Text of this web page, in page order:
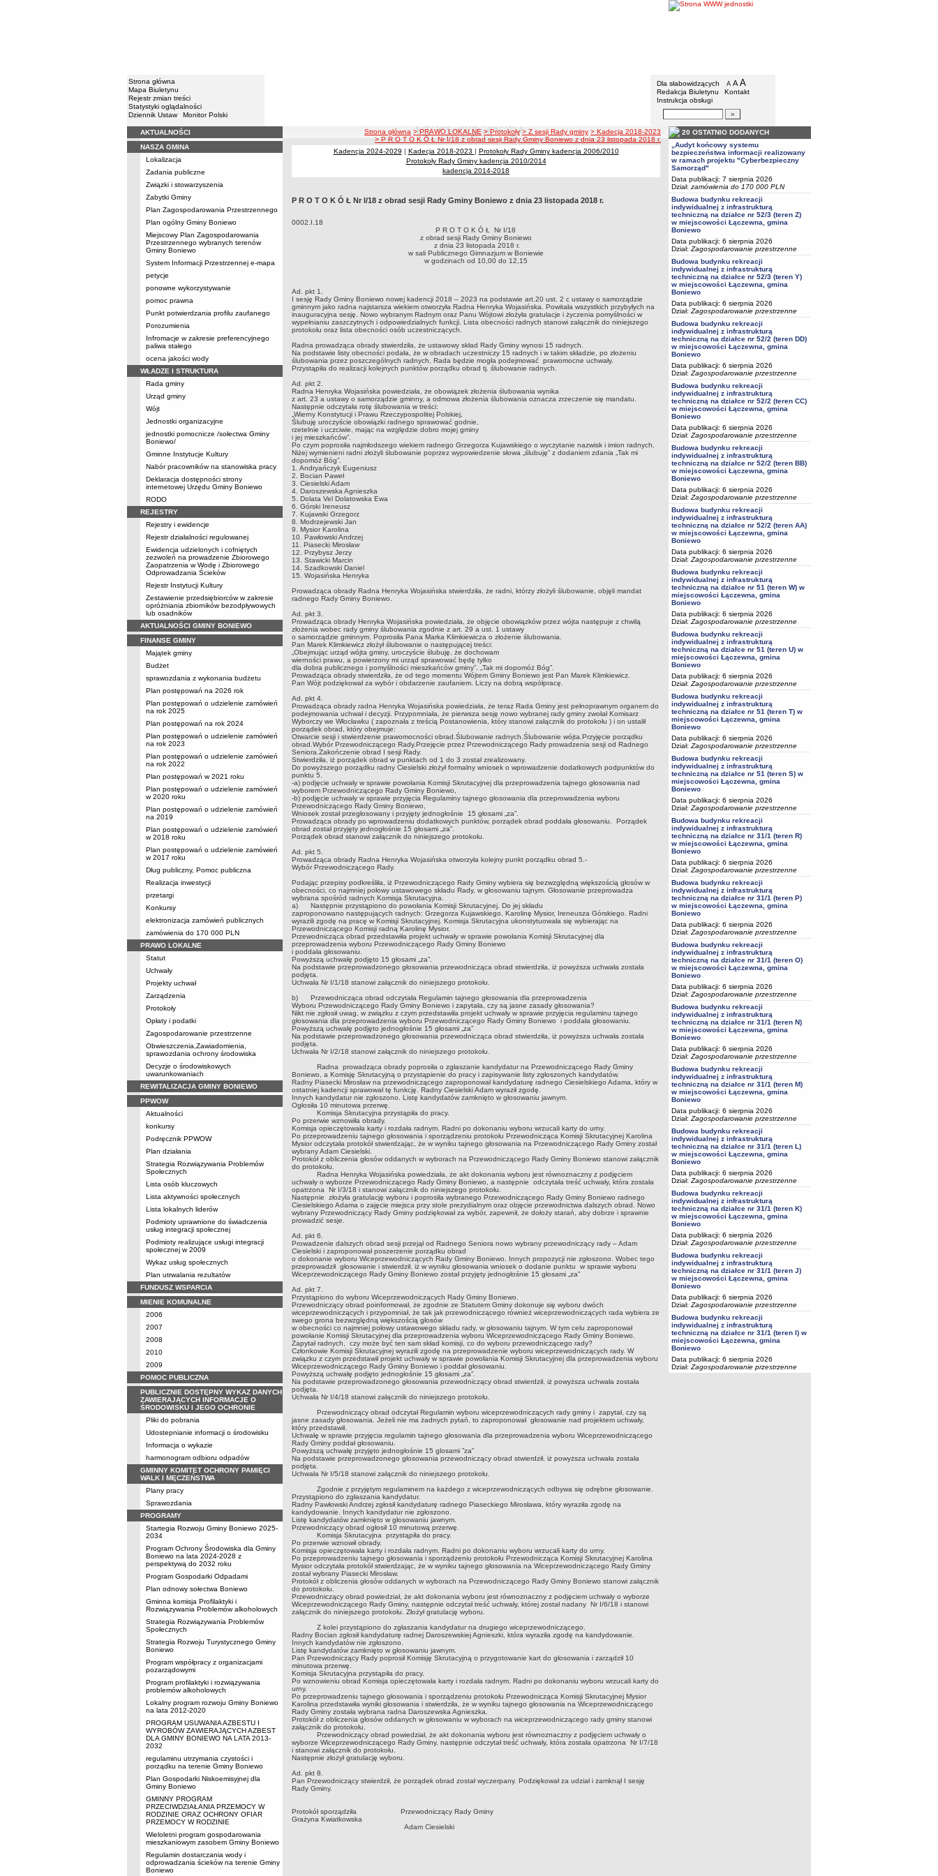
Strona główna
Mapa Biuletynu
Rejestr zmian treści
Statystyki oglądalności
Dziennik Ustaw
Monitor Polski
Urząd Gminy w Boniewie
Menu dodatkowe
Dla słabowidzących A pomniejsz czcionkę
A standardowy rozmiar czcionki
A
Redakcja Biuletynu
Kontakt
Instrukcja obsługi
Wyszukiwarka artykułów
Menu
AKTUALNOŚCI
NASZA GMINA
Lokalizacja
Zadania publiczne
Związki i stowarzyszenia
Zabytki Gminy
Plan Zagospodarowania Przestrzennego
Plan ogólny Gminy Boniewo
Miejscowy Plan Zagospodarowania
Przestrzennego wybranych terenów
Gminy Boniewo
System Informacji Przestrzennej e-mapa
petycje
ponowne wykorzystywanie
pomoc prawna
Punkt potwierdzania profilu zaufanego
Porozumienia
Infromacje w zakresie preferencyjnego
paliwa stałego
ocena jakości wody
WŁADZE I STRUKTURA
Rada gminy
Urząd gminy
Wójt
Jednostki organizacyjne
jednostki pomocnicze /sołectwa Gminy
Boniewo/
Gminne Instytucje Kultury
Nabór pracowników na stanowiska pracy
Deklaracja dostępności strony
internetowej Urzędu Gminy Boniewo
RODO
REJESTRY
Rejestry i ewidencje
Rejestr działalności regulowanej
Ewidencja udzielonych i cofniętych
zezwoleń na prowadzenie Zbiorowego
Zaopatrzenia w Wodę i Zbiorowego
Odprowadzania Ścieków
Rejestr Instytucji Kultury
Zestawienie przedsiębiorców w zakresie
opróżniania zbiorników bezodpływowych
lub osadników
AKTUALNOŚCI GMINY BONIEWO
FINANSE GMINY
Majątek gminy
Budżet
sprawozdania z wykonania budżetu
Plan postępowań na 2026 rok
Plan postępowań o udzielenie zamówień
na rok 2025
Plan postępowań na rok 2024
Plan postępowań o udzielenie zamówień
na rok 2023
Plan postępowań o udzielenie zamówień
na rok 2022
Plan postępowań w 2021 roku
Plan postępowań o udzielenie zamówień
w 2020 roku
Plan postępowań o udzielenie zamówień
na 2019
Plan postępowań o udzielenie zamówień
w 2018 roku
Plan postępowań o udzielenie zamówień
w 2017 roku
Dług publiczny, Pomoc publiczna
Realizacja inwestycji
przetargi
Konkursy
elektronizacja zamówień publicznych
zamówienia do 170 000 PLN
PRAWO LOKALNE
Statut
Uchwały
Projekty uchwał
Zarządzenia
Protokoły
Opłaty i podatki
Zagospodarowanie przestrzenne
Obwieszczenia,Zawiadomienia,
sprawozdania ochrony środowiska
Decyzje o środowiskowych
uwarunkowaniach
REWITALIZACJA GMINY BONIEWO
PPWOW
Aktualności
konkursy
Podręcznik PPWOW
Plan działania
Strategia Rozwiązywania Problemów
Społecznych
Lista osób kluczowych
Lista aktywności społecznych
Lista lokalnych liderów
Podmioty uprawnione do świadczenia
usług integracji społecznej
Podmioty realizujące usługi integracji
społecznej w 2009
Wykaz usług społecznych
Plan utrwalania rezultatów
FUNDUSZ WSPARCIA
MIENIE KOMUNALNE
2006
2007
2008
2010
2009
POMOC PUBLICZNA
PUBLICZNIE DOSTĘPNY WYKAZ DANYCH
ZAWIERAJĄCYCH INFORMACJE O
ŚRODOWISKU I JEGO OCHRONIE
Pliki do pobrania
Udostepnianie informacji o środowisku
Informacja o wykazie
harmonogram odbioru odpadów
GMINNY KOMITET OCHRONY PAMIĘCI
WALK I MĘCZEŃSTWA
Plany pracy
Sprawozdania
PROGRAMY
Startegia Rozwoju Gminy Boniewo 2025-
2034
Program Ochrony Środowiska dla Gminy
Boniewo na lata 2024-2028 z
perspektywą do 2032 roku
Program Gospodarki Odpadami
Plan odnowy sołectwa Boniewo
Gminna komisja Profilaktyki i
Rozwiązywania Problemów alkoholowych
Strategia Rozwiązywania Problemów
Społecznych
Strategia Rozwoju Turystycznego Gminy
Boniewo
Program współpracy z organizacjami
pozarządowymi
Program profilaktyki i rozwiązywania
problemów alkoholowych
Lokalny program rozwoju Gminy Boniewo
na lata 2012-2020
PROGRAM USUWANIA AZBESTU I
WYROBÓW ZAWIERAJĄCYCH AZBEST
DLA GMINY BONIEWO NA LATA 2013-
2032
regulaminu utrzymania czystości i
porządku na terenie Gminy Boniewo
Plan Gospodarki Niskoemisyjnej dla
Gminy Boniewo
GMINNY PROGRAM
PRZECIWDZIAŁANIA PRZEMOCY W
RODZINIE ORAZ OCHRONY OFIAR
PRZEMOCY W RODZINIE
Wieloletni program gospodarowania
mieszkaniowym zasobem Gminy Boniewo
Regulamin dostarczania wody i
odprowadzania ścieków na terenie Gminy
Boniewo
ścieżka nawigacji
Strona główna > PRAWO LOKALNE > Protokoły > Z sesji Rady gminy > Kadecja 2018-2023
> P R O T O K Ó Ł Nr I/18 z obrad sesji Rady Gminy Boniewo z dnia 23 listopada 2018 r.
Kadencja 2024-2029 | Kadecja 2018-2023 | Protokoły Rady Gminy kadencja 2006/2010
Protokoły Rady Gminy kadencja 2010/2014
kadencja 2014-2018
P R O T O K Ó Ł Nr I/18 z obrad sesji Rady Gminy Boniewo z dnia 23 listopada 2018 r.
0002.I.18
P R O T O K Ó Ł Nr I/18
z obrad sesji Rady Gminy Boniewo
z dnia 23 listopada 2018 r.
w sali Publicznego Gimnazjum w Boniewie
w godzinach od 10,00 do 12,15
Ad. pkt 1.
I sesję Rady Gminy Boniewo nowej kadencji 2018 – 2023 na podstawie art.20 ust. 2 c ustawy o samorządzie
gminnym jako radna najstarsza wiekiem otworzyła Radna Henryka Wojasińska. Powitała wszystkich przybyłych na
inauguracyjna sesję. Nowo wybranym Radnym oraz Panu Wójtowi złożyła gratulacje i życzenia pomyślności w
wypełnianiu zaszczytnych i odpowiedzialnych funkcji. Lista obecności radnych stanowi załącznik do niniejszego
protokołu oraz lista obecności osób uczestniczących.
Radna prowadząca obrady stwierdziła, że ustawowy skład Rady Gminy wynosi 15 radnych.
Na podstawie listy obecności podała, że w obradach uczestniczy 15 radnych i w takim składzie, po złożeniu
ślubowania przez poszczególnych radnych, Rada będzie mogła podejmować prawomocne uchwały.
Przystąpiła do realizacji kolejnych punktów porządku obrad tj. ślubowanie radnych.
Ad. pkt 2.
Radna Henryka Wojasińska powiedziała, że obowiązek złożenia ślubowania wynika
z art. 23 a ustawy o samorządzie gminny, a odmowa złożenia ślubowania oznacza zrzeczenie się mandatu.
Następnie odczytała rotę ślubowania w treści:
„Wierny Konstytucji i Prawu Rzeczypospolitej Polskiej,
Ślubuję uroczyście obowiązki radnego sprawować godnie,
rzetelnie i uczciwie, mając na względzie dobro mojej gminy
i jej mieszkańców”.
Po czym poprosiła najmłodszego wiekiem radnego Grzegorza Kujawskiego o wyczytanie nazwisk i imion radnych.
Niżej wymienieni radni złożyli ślubowanie poprzez wypowiedzenie słowa „ślubuję” z dodaniem zdania „Tak mi
dopomóż Bóg”.
1. Andryańczyk Eugeniusz
2. Bocian Paweł
3. Ciesielski Adam
4. Daroszewska Agnieszka
5. Dolata Vel Dolatowska Ewa
6. Górski Ireneusz
7. Kujawski Grzegorz
8. Modrzejewski Jan
9. Mysior Karolina
10. Pawłowski Andrzej
11. Piasecki Mirosław
12. Przybysz Jerzy
13. Stawicki Marcin
14. Szadkowski Daniel
15. Wojasińska Henryka
Prowadząca obrady Radna Henryka Wojasińska stwierdziła, że radni, którzy złożyli ślubowanie, objęli mandat
radnego Rady Gminy Boniewo.
Ad. pkt 3.
Prowadząca obrady Henryka Wojasińska powiedziała, że objęcie obowiązków przez wójta następuje z chwilą
złożenia wobec rady gminy ślubowania zgodnie z art. 29 a ust. 1 ustawy
o samorządzie gminnym. Poprosiła Pana Marka Klimkiewicza o złożenie ślubowania.
Pan Marek Klimkiewicz złożył ślubowanie o następującej treści:
„Obejmując urząd wójta gminy, uroczyście ślubuję, że dochowam
wierności prawu, a powierzony mi urząd sprawować będę tylko
dla dobra publicznego i pomyślności mieszkańców gminy”. „Tak mi dopomóż Bóg”.
Prowadząca obrady stwierdziła, że od tego momentu Wójtem Gminy Boniewo jest Pan Marek Klimkiewicz.
Pan Wójt podziękował za wybór i obdarzenie zaufaniem. Liczy na dobrą współpracę.
Ad. pkt 4.
Prowadząca obrady radna Henryka Wojasińska powiedziała, że teraz Rada Gminy jest pełnoprawnym organem do
podejmowania uchwał i decyzji. Przypomniała, że pierwsza sesję nowo wybranej rady gminy zwołał Komisarz
Wyborczy we Włocławku ( zapoznała z treścią Postanowienia, który stanowi załącznik do protokołu ) i on ustalił
porządek obrad, który obejmuje:
Otwarcie sesji i stwierdzenie prawomocności obrad.Ślubowanie radnych.Ślubowanie wójta.Przyjęcie porządku
obrad.Wybór Przewodniczącego Rady.Przejęcie przez Przewodniczącego Rady prowadzenia sesji od Radnego
Seniora.Zakończenie obrad I sesji Rady.
Stwierdziła, iż porządek obrad w punktach od 1 do 3 został zrealizowany.
Do powyższego porządku radny Ciesielski złożył formalny wniosek o wprowadzenie dodatkowych podpunktów do
punktu 5.
-a) podjęcie uchwały w sprawie powołania Komisji Skrutacyjnej dla przeprowadzenia tajnego głosowania nad
wyborem Przewodniczącego Rady Gminy Boniewo,
-b) podjęcie uchwały w sprawie przyjęcia Regulaminy tajnego głosowania dla przeprowadzenia wyboru
Przewodniczącego Rady Gminy Boniewo,
Wniosek został przegłosowany i przyjęty jednogłośnie 15 głosami „za”.
Prowadząca obrady po wprowadzeniu dodatkowych punktów, porządek obrad poddała głosowaniu. Porządek
obrad został przyjęty jednogłośnie 15 głosami „za”.
Porządek obrad stanowi załącznik do niniejszego protokołu.
Ad. pkt 5.
Prowadząca obrady Radna Henryka Wojasińska otworzyła kolejny punkt porządku obrad 5.-
Wybór Przewodniczącego Rady.
Podając przepisy podkreśliła, iż Przewodniczącego Rady Gminy wybiera się bezwzględną większością głosów w
obecności, co najmniej połowy ustawowego składu Rady, w głosowaniu tajnym. Głosowanie przeprowadza
wybrana spośród radnych Komisja Skrutacyjna.
a) Następnie przystąpiono do powołania Komisji Skrutacyjnej. Do jej składu
zaproponowano następujących radnych: Grzegorza Kujawskiego, Karolinę Mysior, Ireneusza Górskiego. Radni
wyrazili zgodę na pracę w Komisji Skrutacyjnej. Komisja Skrutacyjna ukonstytuowała się wybierając na
Przewodniczącego Komisji radną Karolinę Mysior.
Przewodnicząca obrad przedstawiła projekt uchwały w sprawie powołania Komisji Skrutacyjnej dla
przeprowadzenia wyboru Przewodniczącego Rady Gminy Boniewo
i poddała głosowaniu.
Powyższą uchwałę podjęto 15 głosami „za”.
Na podstawie przeprowadzonego głosowania przewodnicząca obrad stwierdziła, iż powyższa uchwała została
podjęta.
Uchwała Nr I/1/18 stanowi załącznik do niniejszego protokołu.
b) Przewodnicząca obrad odczytała Regulamin tajnego głosowania dla przeprowadzenia
Wyboru Przewodniczącego Rady Gminy Boniewo i zapytała, czy są jasne zasady głosowania?
Nikt nie zgłosił uwag, w związku z czym przedstawiła projekt uchwały w sprawie przyjęcia regulaminu tajnego
głosowania dla przeprowadzenia wyboru Przewodniczącego Rady Gminy Boniewo i poddała głosowaniu.
Powyższą uchwałę podjęto jednogłośnie 15 głosami „za”
Na podstawie przeprowadzonego głosowania przewodnicząca obrad stwierdziła, iż powyższa uchwała została
podjęta.
Uchwała Nr I/2/18 stanowi załącznik do niniejszego protokołu.
Radna prowadząca obrady poprosiła o zgłaszanie kandydatur na Przewodniczącego Rady Gminy
Boniewo, a Komisję Skrutacyjną o przystąpienie do pracy i zapisywanie listy zgłoszonych kandydatów.
Radny Piasecki Mirosław na przewodniczącego zaproponował kandydaturę radnego Ciesielskiego Adama, który w
ostatniej kadencji sprawował tę funkcję. Radny Ciesielski Adam wyraził zgodę.
Innych kandydatur nie zgłoszono. Listę kandydatów zamknięto w głosowaniu jawnym.
Ogłosiła 10 minutowa przerwę.
Komisja Skrutacyjna przystąpiła do pracy.
Po przerwie wznowiła obrady.
Komisja opieczętowała karty i rozdała radnym. Radni po dokonaniu wyboru wrzucali karty do urny.
Po przeprowadzeniu tajnego głosowania i sporządzeniu protokołu Przewodnicząca Komisji Skrutacyjnej Karolina
Mysior odczytała protokół stwierdzając, że w wyniku tajnego głosowania na Przewodniczącego Rady Gminy został
wybrany Adam Ciesielski.
Protokół z obliczenia głosów oddanych w wyborach na Przewodniczącego Rady Gminy Boniewo stanowi załącznik
do protokołu.
Radna Henryka Wojasińska powiedziała, że akt dokonania wyboru jest równoznaczny z podjęciem
uchwały o wyborze Przewodniczącego Rady Gminy Boniewo, a następnie odczytała treść uchwały, która została
opatrzona Nr I/3/18 i stanowi załącznik do niniejszego protokołu.
Następnie złożyła gratulację wyboru i poprosiła wybranego Przewodniczącego Rady Gminy Boniewo radnego
Ciesielskiego Adama o zajęcie miejsca przy stole prezydialnym oraz objęcie przewodnictwa dalszych obrad. Nowo
wybrany Przewodniczący Rady Gminy podziękował za wybór, zapewnił, że dołoży starań, aby dobrze i sprawnie
prowadzić sesje.
Ad. pkt 6.
Prowadzenie dalszych obrad sesji przejął od Radnego Seniora nowo wybrany przewodniczący rady – Adam
Ciesielski i zaproponował poszerzenie porządku obrad
o dokonanie wyboru Wiceprzewodniczących Rady Gminy Boniewo. Innych propozycji nie zgłoszono. Wobec tego
przeprowadził głosowanie i stwierdził, iż w wyniku głosowania wniosek o dodanie punktu w sprawie wyboru
Wiceprzewodniczącego Rady Gminy Boniewo został przyjęty jednogłośnie 15 głosami „za”
Ad. pkt 7.
Przystąpiono do wyboru Wiceprzewodniczących Rady Gminy Boniewo.
Przewodniczący obrad poinformował, że zgodnie ze Statutem Gminy dokonuje się wyboru dwóch
wiceprzewodniczących i przypomniał, że tak jak przewodniczącego również wiceprzewodniczących rada wybiera ze
swego grona bezwzględną większością głosów
w obecności co najmniej połowy ustawowego składu rady, w głosowaniu tajnym. W tym celu zaproponował
powołanie Komisji Skrutacyjnej dla przeprowadzenia wyboru Wiceprzewodniczącego Rady Gminy Boniewo.
Zapytał radnych, czy może być ten sam skład komisji, co do wyboru przewodniczącego rady?
Członkowie Komisji Skrutacyjnej wyrazili zgodę na przeprowadzenie wyboru wiceprzewodniczących rady. W
związku z czym przedstawił projekt uchwały w sprawie powołania Komisji Skrutacyjnej dla przeprowadzenia wyboru
Wiceprzewodniczącego Rady Gminy Boniewo i poddał głosowaniu.
Powyższą uchwałę podjęto jednogłośnie 15 głosami „za”.
Na podstawie przeprowadzonego głosowania przewodniczący obrad stwierdził, iż powyższa uchwała została
podjęta.
Uchwała Nr I/4/18 stanowi załącznik do niniejszego protokołu.
Przewodniczący obrad odczytał Regulamin wyboru wiceprzewodniczących rady gminy i zapytał, czy są
jasne zasady głosowania. Jeżeli nie ma żadnych pytań, to zaproponował głosowanie nad projektem uchwały,
który przedstawił.
Uchwałę w sprawie przyjęcia regulamin tajnego głosowania dla przeprowadzenia wyboru Wiceprzewodniczącego
Rady Gminy poddał głosowaniu.
Powyższą uchwałę przyjęto jednogłośnie 15 glosami ”za”
Na podstawie przeprowadzonego głosowania przewodniczący obrad stwierdził, iż powyższa uchwała została
podjęta.
Uchwała Nr I/5/18 stanowi załącznik do niniejszego protokołu.
Zgodnie z przyjętym regulaminem na każdego z wiceprzewodniczących odbywa się odrębne głosowanie.
Przystąpiono do zgłaszania kandydatur.
Radny Pawłowski Andrzej zgłosił kandydaturę radnego Piaseckiego Mirosława, który wyraziła zgodę na
kandydowanie. Innych kandydatur nie zgłoszono.
Listę kandydatów zamknięto w głosowaniu jawnym.
Przewodniczący obrad ogłosił 10 minutową przerwę.
Komisja Skrutacyjna przystąpiła do pracy.
Po przerwie wznowił obrady.
Komisja opieczętowała karty i rozdała radnym. Radni po dokonaniu wyboru wrzucali karty do urny.
Po przeprowadzeniu tajnego głosowania i sporządzeniu protokołu Przewodnicząca Komisji Skrutacyjnej Karolina
Mysior odczytała protokół stwierdzając, że w wyniku tajnego głosowania na Wiceprzewodniczącego Rady Gminy
został wybrany Piasecki Mirosław.
Protokół z obliczenia głosów oddanych w wyborach na Przewodniczącego Rady Gminy Boniewo stanowi załącznik
do protokołu.
Przewodniczący obrad powiedział, że akt dokonania wyboru jest równoznaczny z podjęciem uchwały o wyborze
Wiceprzewodniczącego Rady Gminy, następnie odczytał treść uchwały, której został nadany Nr I/6/18 i stanowi
załącznik do niniejszego protokołu. Złożył gratulację wyboru.
Z kolei przystąpiono do zgłaszania kandydatur na drugiego wiceprzewodniczącego.
Radny Bocian zgłosił kandydaturę radnej Daroszewskiej Agnieszki, która wyraziła zgodę na kandydowanie.
Innych kandydatów nie zgłoszono.
Listę kandydatów zamknięto w głosowaniu jawnym.
Pan Przewodniczący Rady poprosił Komisję Skrutacyjną o przygotowanie kart do głosowania i zarządził 10
minutowa przerwę.
Komisja Skrutacyjna przystąpiła do pracy.
Po wznowieniu obrad Komisja opieczętowała karty i rozdała radnym. Radni po dokonaniu wyboru wrzucali karty do
urny.
Po przeprowadzeniu tajnego głosowania i sporządzeniu protokołu Przewodnicząca Komisji Skrutacyjnej Mysior
Karolina przedstawiła wyniki głosowania i stwierdziła, że w wyniku tajnego głosowania na Wiceprzewodniczącego
Rady Gminy została wybrana radna Daroszewska Agnieszka.
Protokół z obliczenia głosów oddanych w głosowaniu w wyborach na wiceprzewodniczącego rady gminy stanowi
załącznik do protokołu.
Przewodniczący obrad powiedział, że akt dokonania wyboru jest równoznaczny z podjęciem uchwały o
wyborze Wiceprzewodniczącego Rady Gminy, następnie odczytał treść uchwały, która została opatrzona Nr I/7/18
i stanowi załącznik do protokołu.
Następnie złożył gratulację wyboru.
Ad. pkt 8.
Pan Przewodniczący stwierdził, że porządek obrad został wyczerpany. Podziękował za udział i zamknął I sesję
Rady Gminy.
Protokół sporządziła Przewodniczący Rady Gminy
Grażyna Kwiatkowska
Adam Ciesielski
20 OSTATNIO DODANYCH
„Audyt końcowy systemu
bezpieczeństwa informacji realizowany
w ramach projektu "Cyberbezpieczny
Samorząd"
Data publikacji: 7 sierpnia 2026
Dział: zamówienia do 170 000 PLN
Budowa budynku rekreacji
indywidualnej z infrastrukturą
techniczną na działce nr 52/3 (teren Z)
w miejscowości Łączewna, gmina
Boniewo
Data publikacji: 6 sierpnia 2026
Dział: Zagospodarowanie przestrzenne
Budowa budynku rekreacji
indywidualnej z infrastrukturą
techniczną na działce nr 52/3 (teren Y)
w miejscowości Łączewna, gmina
Boniewo
Data publikacji: 6 sierpnia 2026
Dział: Zagospodarowanie przestrzenne
Budowa budynku rekreacji
indywidualnej z infrastrukturą
techniczną na działce nr 52/2 (teren DD)
w miejscowości Łączewna, gmina
Boniewo
Data publikacji: 6 sierpnia 2026
Dział: Zagospodarowanie przestrzenne
Budowa budynku rekreacji
indywidualnej z infrastrukturą
techniczną na działce nr 52/2 (teren CC)
w miejscowości Łączewna, gmina
Boniewo
Data publikacji: 6 sierpnia 2026
Dział: Zagospodarowanie przestrzenne
Budowa budynku rekreacji
indywidualnej z infrastrukturą
techniczną na działce nr 52/2 (teren BB)
w miejscowości Łączewna, gmina
Boniewo
Data publikacji: 6 sierpnia 2026
Dział: Zagospodarowanie przestrzenne
Budowa budynku rekreacji
indywidualnej z infrastrukturą
techniczną na działce nr 52/2 (teren AA)
w miejscowości Łączewna, gmina
Boniewo
Data publikacji: 6 sierpnia 2026
Dział: Zagospodarowanie przestrzenne
Budowa budynku rekreacji
indywidualnej z infrastrukturą
techniczną na działce nr 51 (teren W) w
miejscowości Łączewna, gmina
Boniewo
Data publikacji: 6 sierpnia 2026
Dział: Zagospodarowanie przestrzenne
Budowa budynku rekreacji
indywidualnej z infrastrukturą
techniczną na działce nr 51 (teren U) w
miejscowości Łączewna, gmina
Boniewo
Data publikacji: 6 sierpnia 2026
Dział: Zagospodarowanie przestrzenne
Budowa budynku rekreacji
indywidualnej z infrastrukturą
techniczną na działce nr 51 (teren T) w
miejscowości Łączewna, gmina
Boniewo
Data publikacji: 6 sierpnia 2026
Dział: Zagospodarowanie przestrzenne
Budowa budynku rekreacji
indywidualnej z infrastrukturą
techniczną na działce nr 51 (teren S) w
miejscowości Łączewna, gmina
Boniewo
Data publikacji: 6 sierpnia 2026
Dział: Zagospodarowanie przestrzenne
Budowa budynku rekreacji
indywidualnej z infrastrukturą
techniczną na działce nr 31/1 (teren R)
w miejscowości Łączewna, gmina
Boniewo
Data publikacji: 6 sierpnia 2026
Dział: Zagospodarowanie przestrzenne
Budowa budynku rekreacji
indywidualnej z infrastrukturą
techniczną na działce nr 31/1 (teren P)
w miejscowości Łączewna, gmina
Boniewo
Data publikacji: 6 sierpnia 2026
Dział: Zagospodarowanie przestrzenne
Budowa budynku rekreacji
indywidualnej z infrastrukturą
techniczną na działce nr 31/1 (teren O)
w miejscowości Łączewna, gmina
Boniewo
Data publikacji: 6 sierpnia 2026
Dział: Zagospodarowanie przestrzenne
Budowa budynku rekreacji
indywidualnej z infrastrukturą
techniczną na działce nr 31/1 (teren N)
w miejscowości Łączewna, gmina
Boniewo
Data publikacji: 6 sierpnia 2026
Dział: Zagospodarowanie przestrzenne
Budowa budynku rekreacji
indywidualnej z infrastrukturą
techniczną na działce nr 31/1 (teren M)
w miejscowości Łączewna, gmina
Boniewo
Data publikacji: 6 sierpnia 2026
Dział: Zagospodarowanie przestrzenne
Budowa budynku rekreacji
indywidualnej z infrastrukturą
techniczną na działce nr 31/1 (teren L)
w miejscowości Łączewna, gmina
Boniewo
Data publikacji: 6 sierpnia 2026
Dział: Zagospodarowanie przestrzenne
Budowa budynku rekreacji
indywidualnej z infrastrukturą
techniczną na działce nr 31/1 (teren K)
w miejscowości Łączewna, gmina
Boniewo
Data publikacji: 6 sierpnia 2026
Dział: Zagospodarowanie przestrzenne
Budowa budynku rekreacji
indywidualnej z infrastrukturą
techniczną na działce nr 31/1 (teren J)
w miejscowości Łączewna, gmina
Boniewo
Data publikacji: 6 sierpnia 2026
Dział: Zagospodarowanie przestrzenne
Budowa budynku rekreacji
indywidualnej z infrastrukturą
techniczną na działce nr 31/1 (teren I) w
miejscowości Łączewna, gmina
Boniewo
Data publikacji: 6 sierpnia 2026
Dział: Zagospodarowanie przestrzenne